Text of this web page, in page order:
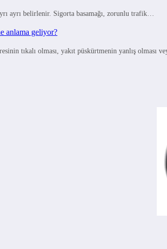
ayrı belirlenir. Sigorta basamağı, zorunlu trafik…
anlama geliyor?
tıkalı olması, yakıt püskürtmenin yanlış olması